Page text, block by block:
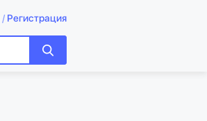
/ Регистрация